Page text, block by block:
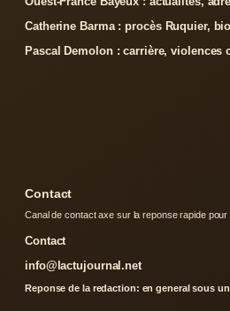
Catherine Barma : procès Ruquier,
Pascal Demolon : carrière, violences
Contact
Canal de contact axe sur la reponse rapide
Contact
info@lactujournal.net
Reponse de la redaction: en general sous